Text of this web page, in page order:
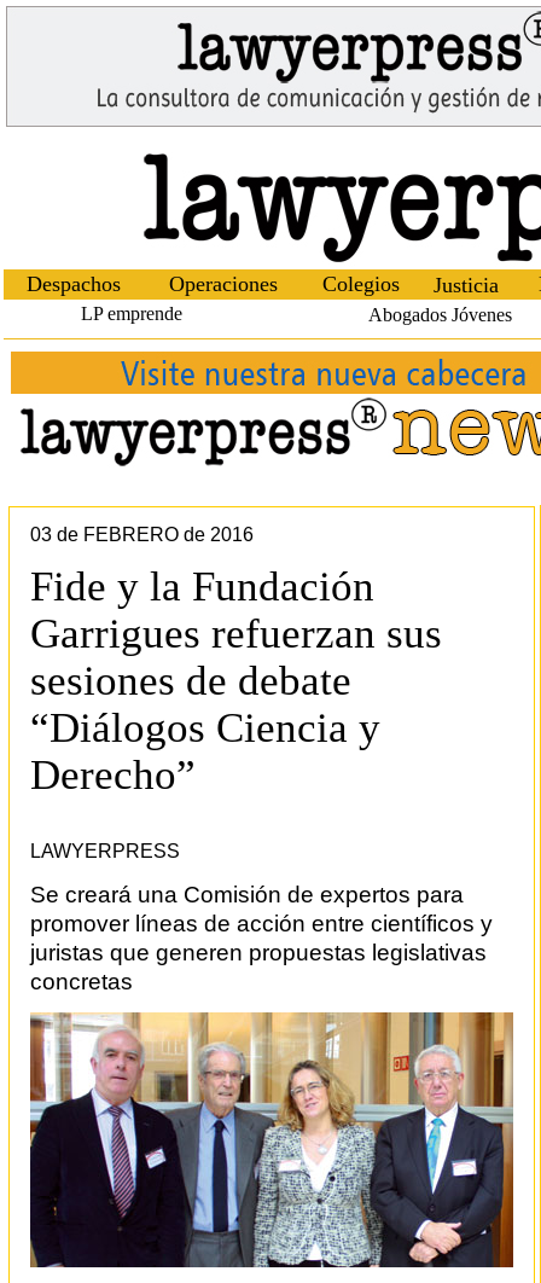
Despachos Operaciones Colegios Justicia
LP emprende Abogados Jóvenes
03 de FEBRERO de 2016
Fide y la Fundación
Garrigues refuerzan sus
sesiones de debate
“Diálogos Ciencia y
Derecho”
LAWYERPRESS
Se creará una Comisión de expertos para
promover líneas de acción entre científicos y
juristas que generen propuestas legislativas
concretas